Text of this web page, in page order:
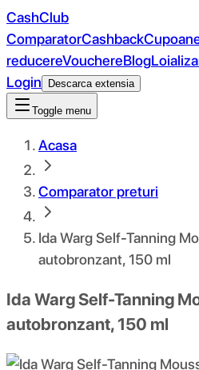
CashClub
ComparatorCashback
reducereVouchereBlog
Login
Descarca extensia
Toggle menu
Acasa
Comparator preturi
Ida Warg Self-Tanning
autobronzant, 150 ml
Ida Warg Self-Tanning
autobronzant, 150 ml